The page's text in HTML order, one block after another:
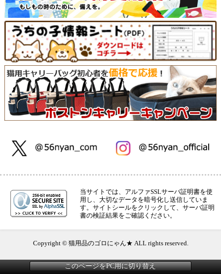
当サイトでは、アルファSSLサーバ証明書を使
用し、大切なデータを暗号化し送信していま
す。サイトシールをクリックして、サーバ証明
書の検証結果をご確認ください。
Copyright © 猫用品のゴロにゃん★ ALL rights reserved.
このページをPC用に切り替え